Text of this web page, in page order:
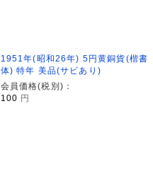
1951年(昭和26年) 5円黄銅貨(楷書
体) 特年 美品(サビあり)
会員価格(税別)：
100 円